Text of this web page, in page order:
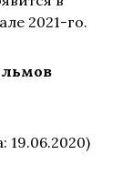
2021-го.
19.06.2020)